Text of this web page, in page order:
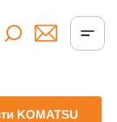
KOMATSU